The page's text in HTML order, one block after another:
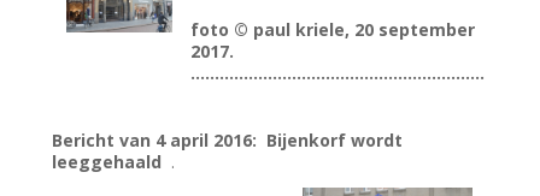
foto © paul kriele, 20 september
2017.
.............................................................
Bericht van 4 april 2016: Bijenkorf wordt
leeggehaald .